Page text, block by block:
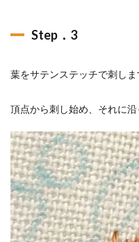
Step．3
葉をサテンステッチで刺しま
頂点から刺し始め、それに